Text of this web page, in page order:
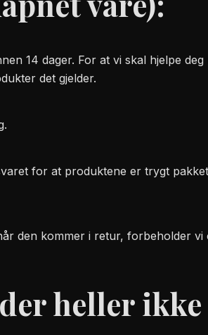
14 dager. For at vi skal hjelpe
det gjelder.
for at produktene er trygt
den kommer i retur, forbeholder vi
heller